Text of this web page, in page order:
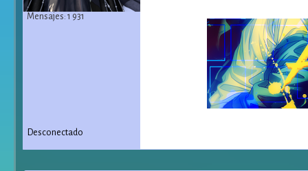
Mensajes: 1 931
Desconectado